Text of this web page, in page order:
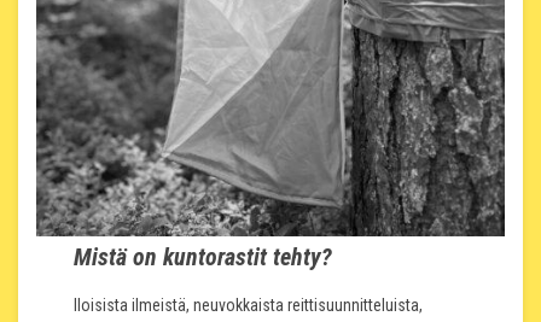
Mistä on kuntorastit tehty?
Iloisista ilmeistä, neuvokkaista reittisuunnitteluista,